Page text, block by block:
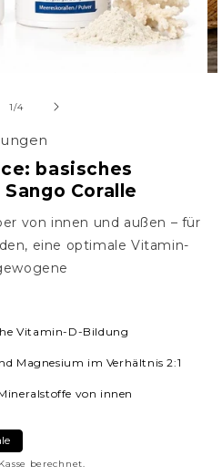
1/von
4
basisches
Coralle
von innen und außen – für
eine optimale Vitamin-
Vitamin-D-Bildung
Magnesium im Verhältnis 2:1
von innen
berechnet.